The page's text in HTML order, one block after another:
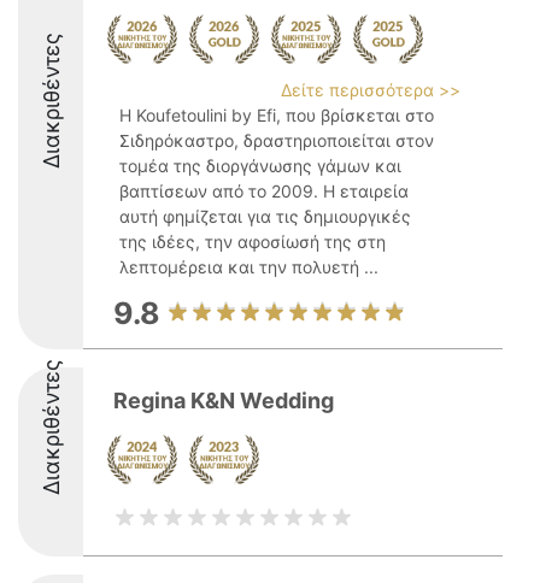
Διακριθέντες
Δείτε περισσότερα >>
Η Koufetoulini by Efi, που βρίσκεται στο
Σιδηρόκαστρο, δραστηριοποιείται στον
τομέα της διοργάνωσης γάμων και
βαπτίσεων από το 2009. Η εταιρεία
αυτή φημίζεται για τις δημιουργικές
της ιδέες, την αφοσίωσή της στη
λεπτομέρεια και την πολυετή ...
9.8
Διακριθέντες Regina K&N Wedding